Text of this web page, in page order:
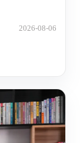
2026-08-06